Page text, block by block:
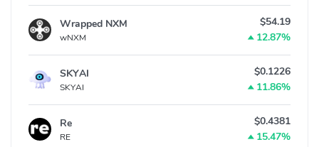
Wrapped NXM
wNXM
$54.19
12.87%
SKYAI
SKYAI
$0.1226
11.86%
Re
RE
$0.4381
15.47%